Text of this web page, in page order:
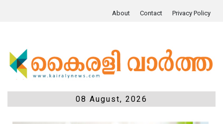
About Contact Privacy Policy
08 August, 2026